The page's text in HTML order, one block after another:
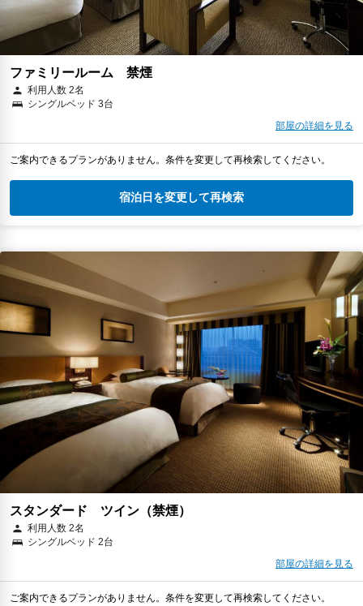
ファミリールーム 禁煙
利用人数 2名
シングルベッド 3台
部屋の詳細を見る
ご案内できるプランがありません。条件を変更して再検索してください。
宿泊日を変更して再検索
スタンダード ツイン（禁煙）
利用人数 2名
シングルベッド 2台
部屋の詳細を見る
ご案内できるプランがありません。条件を変更して再検索してください。